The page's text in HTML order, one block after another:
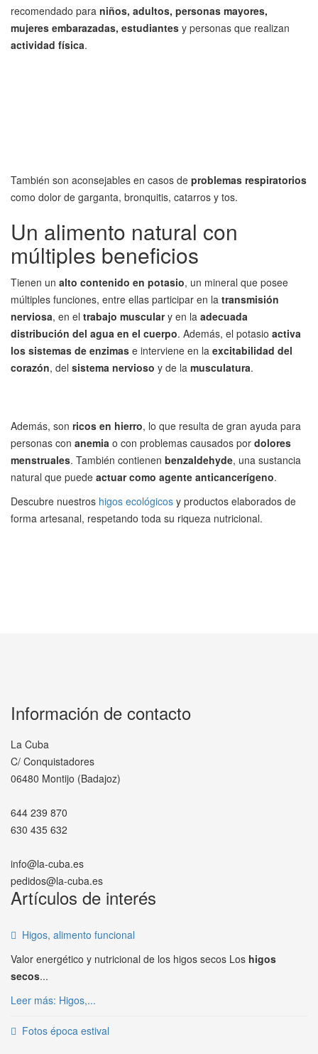
recomendado para niños, adultos, personas mayores,
mujeres embarazadas, estudiantes y personas que realizan
actividad física.
También son aconsejables en casos de problemas respiratorios
como dolor de garganta, bronquitis, catarros y tos.
Un alimento natural con
múltiples beneficios
Tienen un alto contenido en potasio, un mineral que posee
múltiples funciones, entre ellas participar en la transmisión
nerviosa, en el trabajo musculary en la adecuada
distribución del agua en el cuerpo. Además, el potasio activa
los sistemas de enzimas e interviene en la excitabilidad del
corazón, del sistema nervioso y de la musculatura.
Además, son ricos en hierro, lo que resulta de gran ayuda para
personas con anemia o con problemas causados por dolores
menstruales. También contienen benzaldehyde, una sustancia
natural que puede actuar como agente anticancerígeno.
Descubre nuestros higos ecológicos y productos elaborados de
forma artesanal, respetando toda su riqueza nutricional.
Información de contacto
La Cuba
C/ Conquistadores
06480 Montijo (Badajoz)
644 239 870
630 435 632
info@la-cuba.es
pedidos@la-cuba.es
Artículos de interés
Higos, alimento funcional
Valor energético y nutricional de los higos secos Los higos
secos...
Leer más: Higos,...
Fotos época estival